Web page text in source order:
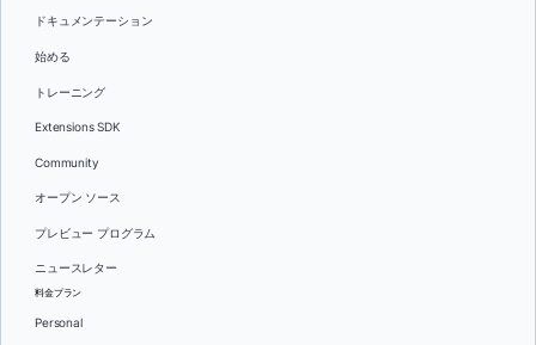
ドキュメンテーション
始める
トレーニング
Extensions SDK
Community
オープン ソース
プレビュー プログラム
ニュースレター
料金プラン
Personal